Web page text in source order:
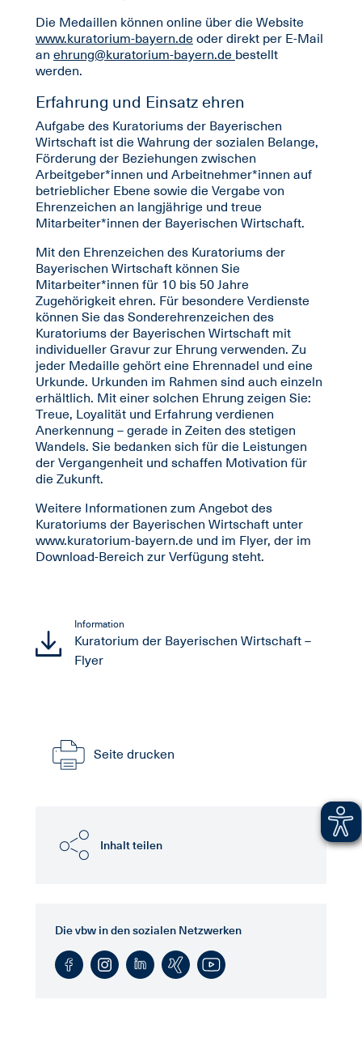
Die Medaillen können online über die Website
www.kuratorium-bayern.de oder direkt per E-Mail
an ehrung@kuratorium-bayern.de bestellt
werden.
Erfahrung und Einsatz ehren
Aufgabe des Kuratoriums der Bayerischen
Wirtschaft ist die Wahrung der sozialen Belange,
Förderung der Beziehungen zwischen
Arbeitgeber*innen und Arbeitnehmer*innen auf
betrieblicher Ebene sowie die Vergabe von
Ehrenzeichen an langjährige und treue
Mitarbeiter*innen der Bayerischen Wirtschaft.
Mit den Ehrenzeichen des Kuratoriums der
Bayerischen Wirtschaft können Sie
Mitarbeiter*innen für 10 bis 50 Jahre
Zugehörigkeit ehren. Für besondere Verdienste
können Sie das Sonderehrenzeichen des
Kuratoriums der Bayerischen Wirtschaft mit
individueller Gravur zur Ehrung verwenden. Zu
jeder Medaille gehört eine Ehrennadel und eine
Urkunde. Urkunden im Rahmen sind auch einzeln
erhältlich. Mit einer solchen Ehrung zeigen Sie:
Treue, Loyalität und Erfahrung verdienen
Anerkennung – gerade in Zeiten des stetigen
Wandels. Sie bedanken sich für die Leistungen
der Vergangenheit und schaffen Motivation für
die Zukunft.
Weitere Informationen zum Angebot des
Kuratoriums der Bayerischen Wirtschaft unter
www.kuratorium-bayern.de und im Flyer, der im
Download-Bereich zur Verfügung steht.
Information
Kuratorium der Bayerischen Wirtschaft –
Flyer
Seite drucken
Inhalt teilen
Die vbw in den sozialen Netzwerken